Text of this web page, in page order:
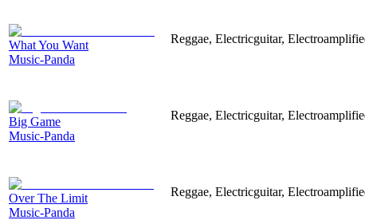
What You Want
Music-Panda
Reggae, Electricguitar,
Big Game
Music-Panda
Reggae, Electricguitar,
Over The Limit
Music-Panda
Reggae, Electricguitar,